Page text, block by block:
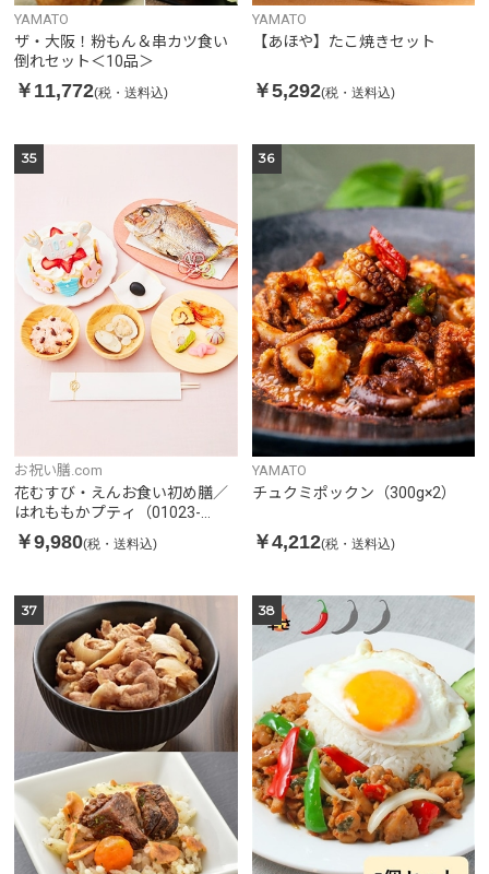
YAMATO
ザ・大阪！粉もん＆串カツ食い
倒れセット＜10品＞
￥11,772(税・送料込)
YAMATO
【あほや】たこ焼きセット
￥5,292(税・送料込)
35
お祝い膳.com
花むすび・えんお食い初め膳／
はれももかプティ（01023-
001）
￥9,980(税・送料込)
36
YAMATO
チュクミポックン（300g×2）
￥4,212(税・送料込)
37 38